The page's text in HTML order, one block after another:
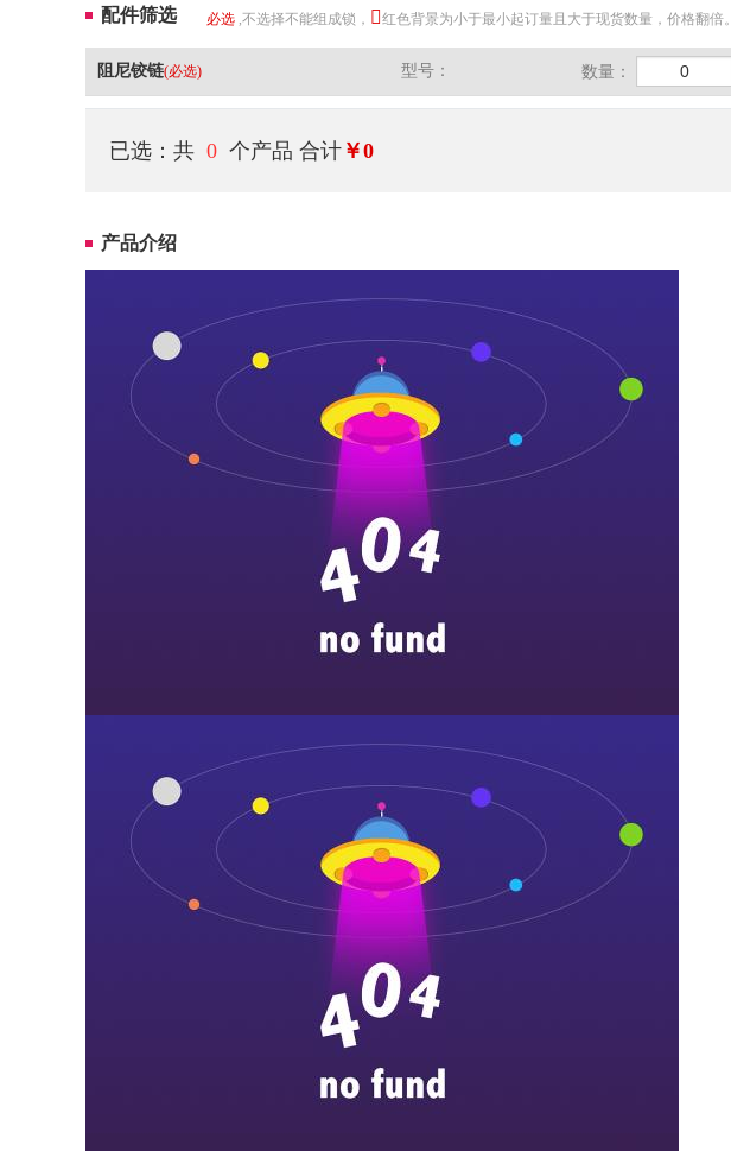
配件筛选 必选 ,不选择不能组成锁， 红色背景为小于最小起订量且大于现货数量，价格翻倍。
阻尼铰链(必选) 型号： 数量：
已选：共 0 个产品 合计 ￥0
产品介绍